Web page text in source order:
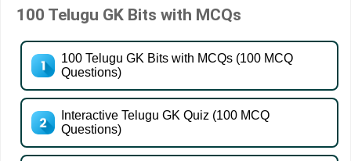
100 Telugu GK Bits with MCQs
100 Telugu GK Bits with MCQs (100 MCQ
Questions)
Interactive Telugu GK Quiz (100 MCQ
Questions)